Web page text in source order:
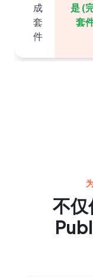
成
套
件
是 (
套
不